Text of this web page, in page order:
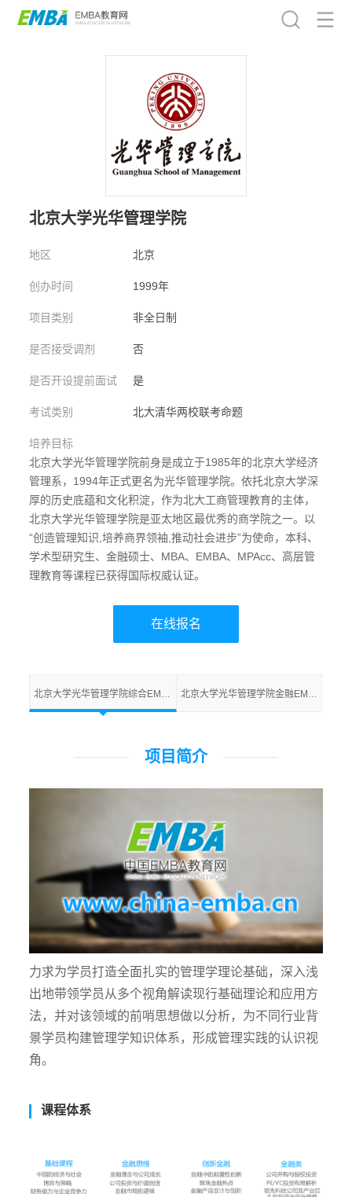
北京大学光华管理学院
地区 北京
创办时间 1999年
项目类别 非全日制
是否接受调剂 否
是否开设提前面试 是
考试类别 北大清华两校联考命题
培养目标
北京大学光华管理学院前身是成立于1985年的北京大学经济
管理系，1994年正式更名为光华管理学院。依托北京大学深
厚的历史底蕴和文化积淀，作为北大工商管理教育的主体，
北京大学光华管理学院是亚太地区最优秀的商学院之一。以
“创造管理知识,培养商界领袖,推动社会进步”为使命，本科、
学术型研究生、金融硕士、MBA、EMBA、MPAcc、高层管
理教育等课程已获得国际权威认证。
在线报名
北京大学光华管理学院综合EMBA 北京大学光华管理学院金融EMBA
项目简介
力求为学员打造全面扎实的管理学理论基础，深入浅
出地带领学员从多个视角解读现行基础理论和应用方
法，并对该领域的前哨思想做以分析，为不同行业背
景学员构建管理学知识体系，形成管理实践的认识视
角。
课程体系